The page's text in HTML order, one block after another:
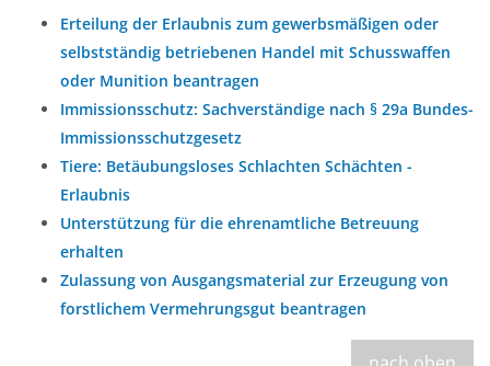
Erteilung der Erlaubnis zum gewerbsmäßigen oder
selbstständig betriebenen Handel mit Schusswaffen
oder Munition beantragen
Immissionsschutz: Sachverständige nach § 29a Bundes-
Immissionsschutzgesetz
Tiere: Betäubungsloses Schlachten Schächten -
Erlaubnis
Unterstützung für die ehrenamtliche Betreuung
erhalten
Zulassung von Ausgangsmaterial zur Erzeugung von
forstlichem Vermehrungsgut beantragen